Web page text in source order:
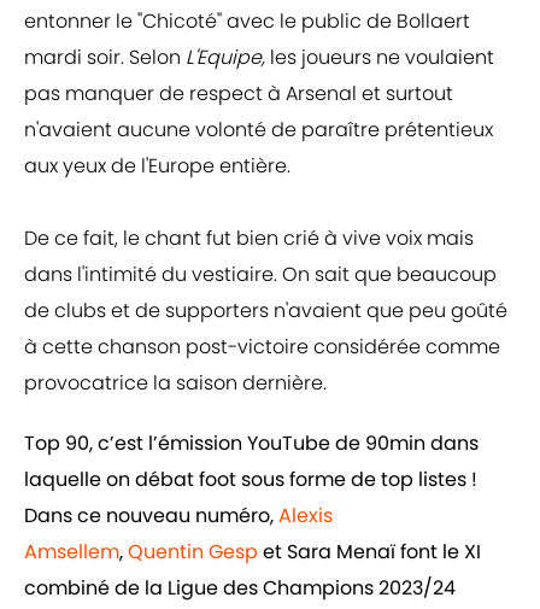
entonner le "Chicoté" avec le public de Bollaert
mardi soir. Selon L'Equipe, les joueurs ne voulaient
pas manquer de respect à Arsenal et surtout
n'avaient aucune volonté de paraître prétentieux
aux yeux de l'Europe entière.
De ce fait, le chant fut bien crié à vive voix mais
dans l'intimité du vestiaire. On sait que beaucoup
de clubs et de supporters n'avaient que peu goûté
à cette chanson post-victoire considérée comme
provocatrice la saison dernière.
Top 90, c’est l’émission YouTube de 90min dans
laquelle on débat foot sous forme de top listes !
Dans ce nouveau numéro,Alexis
Amsellem,Quentin Gesp et Sara Menaï font le XI
combiné de la Ligue des Champions 2023/24